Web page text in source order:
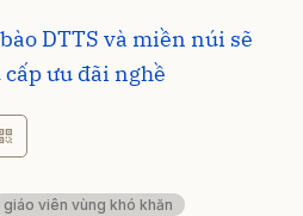
DTTS và miền núi sẽ
ưu đãi nghề
giáo viên vùng khó khăn